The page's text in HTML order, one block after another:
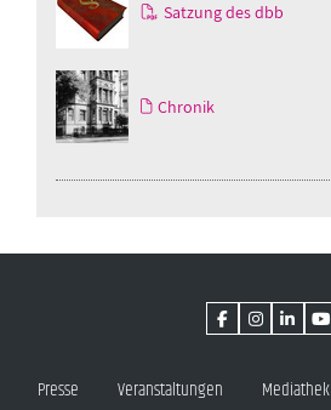
Satzung des dbb
Chronik
Presse Veranstaltungen Mediathek